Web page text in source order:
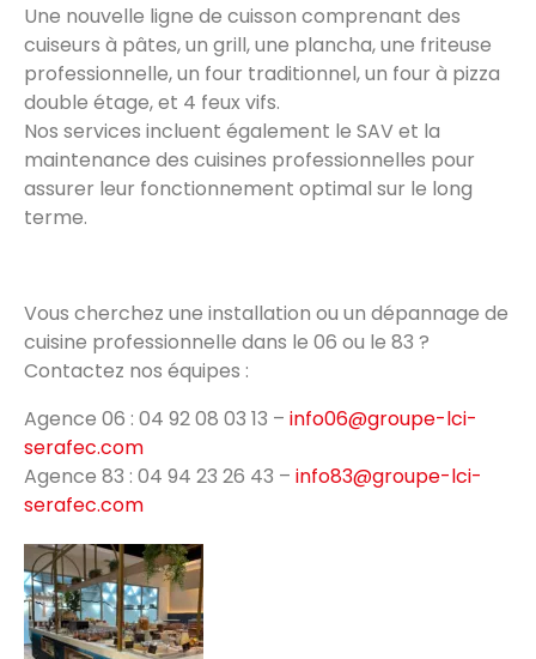
Une nouvelle ligne de cuisson comprenant des
cuiseurs à pâtes, un grill, une plancha, une friteuse
professionnelle, un four traditionnel, un four à pizza
double étage, et 4 feux vifs.
Nos services incluent également le SAV et la
maintenance des cuisines professionnelles pour
assurer leur fonctionnement optimal sur le long
terme.
Vous cherchez une installation ou un dépannage de
cuisine professionnelle dans le 06 ou le 83 ?
Contactez nos équipes :
Agence 06 : 04 92 08 03 13 – info06@groupe-lci-
serafec.com
Agence 83 : 04 94 23 26 43 – info83@groupe-lci-
serafec.com